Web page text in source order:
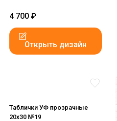
4 700 ₽
Открыть дизайн
Таблички УФ прозрачные
20x30 №19